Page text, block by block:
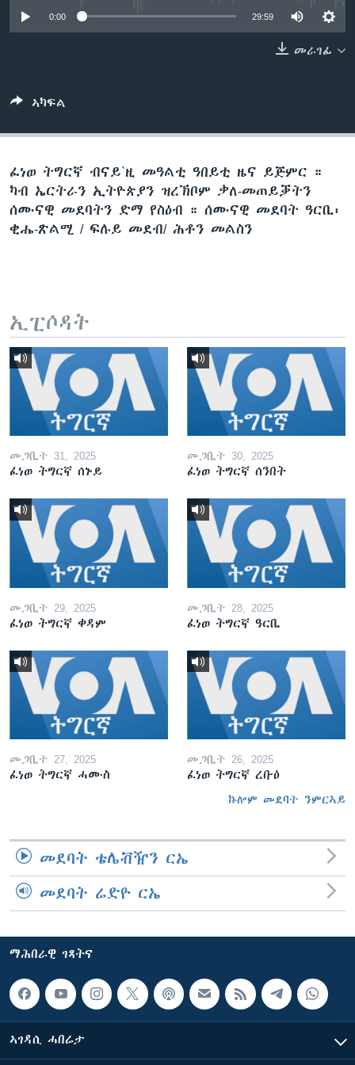
ቂሔ ጽልሚ
ቋንቋታት
0:00 29:59
መራገፊ
ኣካፍል
ፈነወ ትግርኛ ብናይ`ዚ መዓልቲ ዓበይቲ ዜና ይጅምር ።
ካብ ኤርትራን ኢትዮጵያን ዝረኽቦም ቃለ-መጠይቓትን
ሰሙናዊ መደባትን ድማ የስዕብ ። ሰሙናዊ መደባት ዓርቢ፡
ቂሔ-ጽልሚ / ፍሉይ መደብ/ ሕቶን መልስን
ኢፒሶዳት
መጋቢት 31, 2025
ፈነወ ትግርኛ ሰኑይ
መጋቢት 30, 2025
ፈነወ ትግርኛ ሰንበት
መጋቢት 29, 2025
ፈነወ ትግርኛ ቀዳም
መጋቢት 28, 2025
ፈነወ ትግርኛ ዓርቢ
መጋቢት 27, 2025
ፈነወ ትግርኛ ሓሙስ
መጋቢት 26, 2025
ፈነወ ትግርኛ ረቡዕ
ኩሎም መደባት ንምርኣይ
መደባት ቴሌቭዥን ርኤ
መደባት ሬድዮ ርኤ
ማሕበራዊ ገጻትና
ኣገዳሲ ሓበሬታ